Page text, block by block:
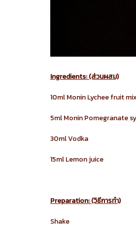
Ingredients: (ส่วนผสม)
10ml Monin Lychee fruit mix
5ml Monin Pomegranate
30ml Vodka
15ml Lemon juice
Preparation: (วิธีการทำ)
Shake